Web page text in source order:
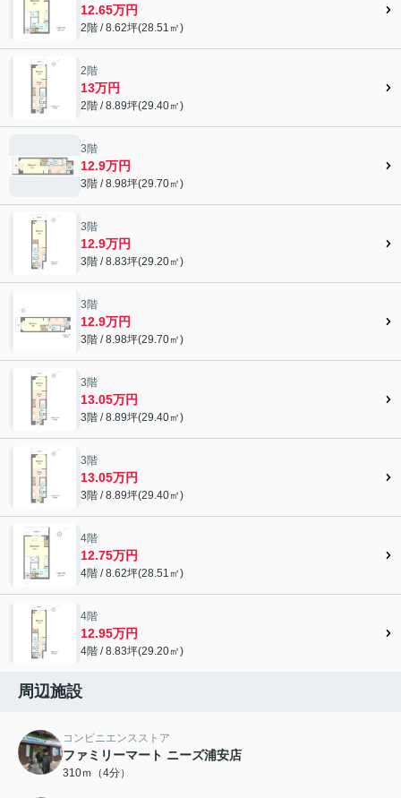
12.65万円
2階 / 8.62坪(28.51㎡)
2階
13万円
2階 / 8.89坪(29.40㎡)
3階
12.9万円
3階 / 8.98坪(29.70㎡)
3階
12.9万円
3階 / 8.83坪(29.20㎡)
3階
12.9万円
3階 / 8.98坪(29.70㎡)
3階
13.05万円
3階 / 8.89坪(29.40㎡)
3階
13.05万円
3階 / 8.89坪(29.40㎡)
4階
12.75万円
4階 / 8.62坪(28.51㎡)
4階
12.95万円
4階 / 8.83坪(29.20㎡)
周辺施設
コンビニエンスストア
ファミリーマート ニーズ浦安店
310ｍ（4分）